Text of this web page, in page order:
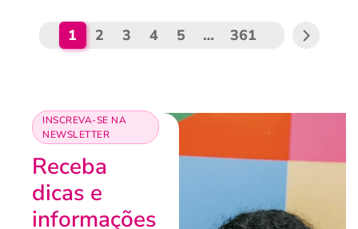
1 2 3 4 5 … 361
INSCREVA-SE NA
NEWSLETTER
Receba
dicas e
informações